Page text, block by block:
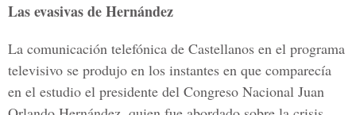
Las evasivas de Hernández
La comunicación telefónica de Castellanos en el programa
televisivo se produjo en los instantes en que comparecía
en el estudio el presidente del Congreso Nacional Juan